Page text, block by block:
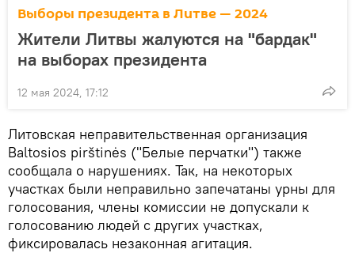
Выборы президента в Литве — 2024
Жители Литвы жалуются на "бардак"
на выборах президента
12 мая 2024, 17:12
Литовская неправительственная организация
Baltosios pirštinės ("Белые перчатки") также
сообщала о нарушениях. Так, на некоторых
участках были неправильно запечатаны урны для
голосования, члены комиссии не допускали к
голосованию людей с других участках,
фиксировалась незаконная агитация.